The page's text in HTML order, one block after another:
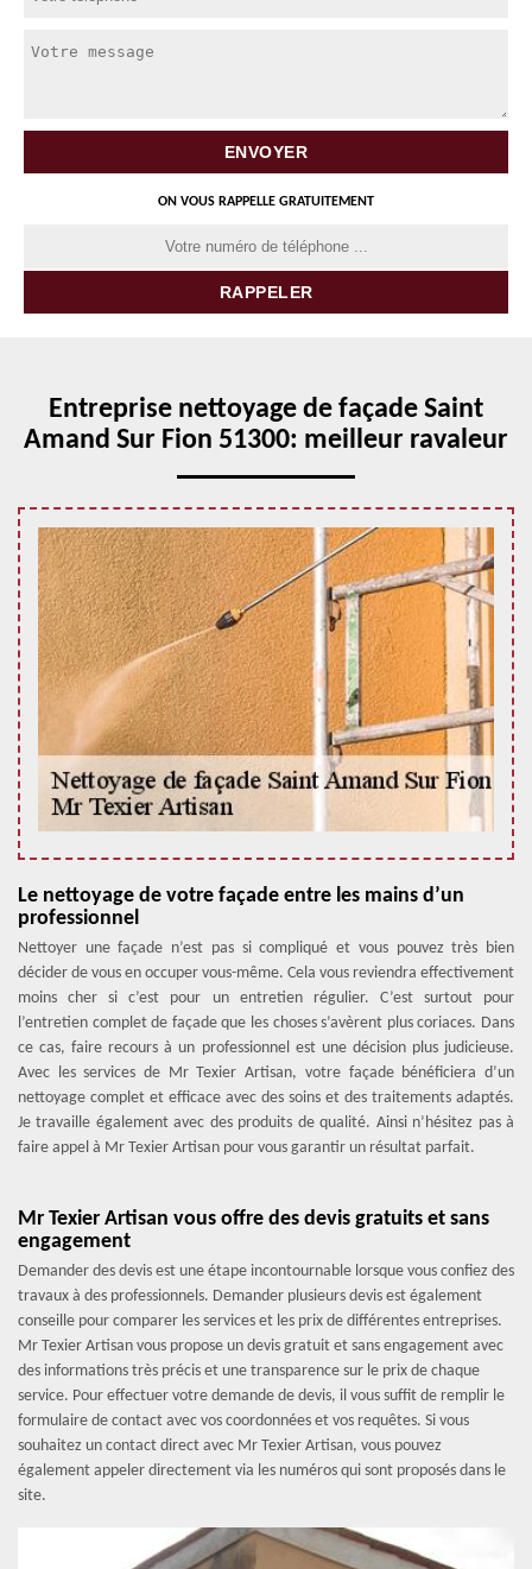
ON VOUS RAPPELLE GRATUITEMENT
Entreprise nettoyage de façade Saint
Amand Sur Fion 51300: meilleur ravaleur
Le nettoyage de votre façade entre les mains d’un
professionnel
Nettoyer une façade n’est pas si compliqué et vous pouvez très bien
décider de vous en occuper vous-même. Cela vous reviendra effectivement
moins cher si c’est pour un entretien régulier. C’est surtout pour
l’entretien complet de façade que les choses s’avèrent plus coriaces. Dans
ce cas, faire recours à un professionnel est une décision plus judicieuse.
Avec les services de Mr Texier Artisan, votre façade bénéficiera d’un
nettoyage complet et efficace avec des soins et des traitements adaptés.
Je travaille également avec des produits de qualité. Ainsi n’hésitez pas à
faire appel à Mr Texier Artisan pour vous garantir un résultat parfait.
Mr Texier Artisan vous offre des devis gratuits et sans
engagement
Demander des devis est une étape incontournable lorsque vous confiez des
travaux à des professionnels. Demander plusieurs devis est également
conseille pour comparer les services et les prix de différentes entreprises.
Mr Texier Artisan vous propose un devis gratuit et sans engagement avec
des informations très précis et une transparence sur le prix de chaque
service. Pour effectuer votre demande de devis, il vous suffit de remplir le
formulaire de contact avec vos coordonnées et vos requêtes. Si vous
souhaitez un contact direct avec Mr Texier Artisan, vous pouvez
également appeler directement via les numéros qui sont proposés dans le
site.